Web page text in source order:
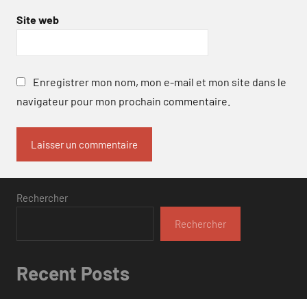
Site web
Enregistrer mon nom, mon e-mail et mon site dans le
navigateur pour mon prochain commentaire.
Rechercher
Rechercher
Recent Posts